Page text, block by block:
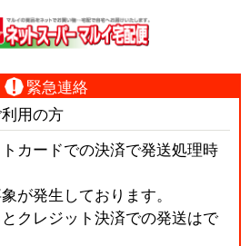
緊急連絡
用の方
カードでの決済で発送処理時
が発生しております。
クレジット決済での発送はで